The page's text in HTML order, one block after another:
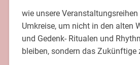
wie unsere
Umkreise, um nicht in den alten
und Gedenk- Ritualen und
bleiben, sondern das Zukünftige